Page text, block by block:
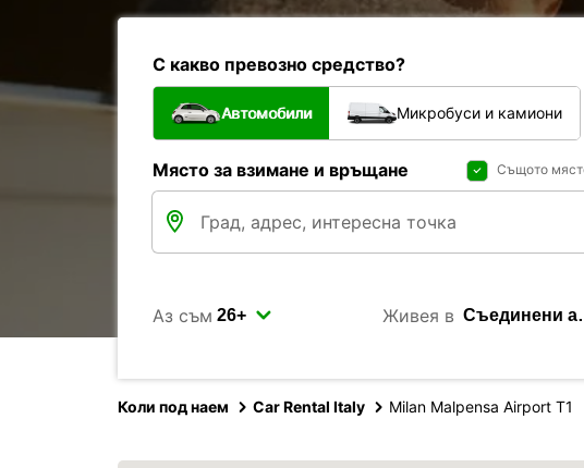
С какво превозно средство?
Автомобили Микробуси и камиони
Място за взимане и връщане Същото
Аз съм Живея в
Коли под наем Car Rental Italy Milan Malpensa Airport T1